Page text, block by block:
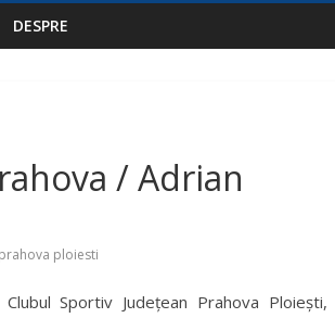
DESPRE
/ Adrian
ploiesti
Sportiv Județean Prahova Ploiești,